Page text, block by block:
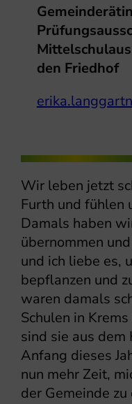
Gemeinderätin
den Friedhof
Wir leben jetzt
Furth und fühlen
Damals haben
übernommen
und ich liebe es,
bepflanzen und
waren damals
Schulen in
sind sie aus dem
Anfang dieses
nun mehr Zeit,
der Gemeinde